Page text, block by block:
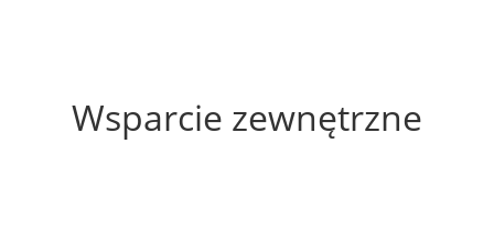
Wsparcie zewnętrzne